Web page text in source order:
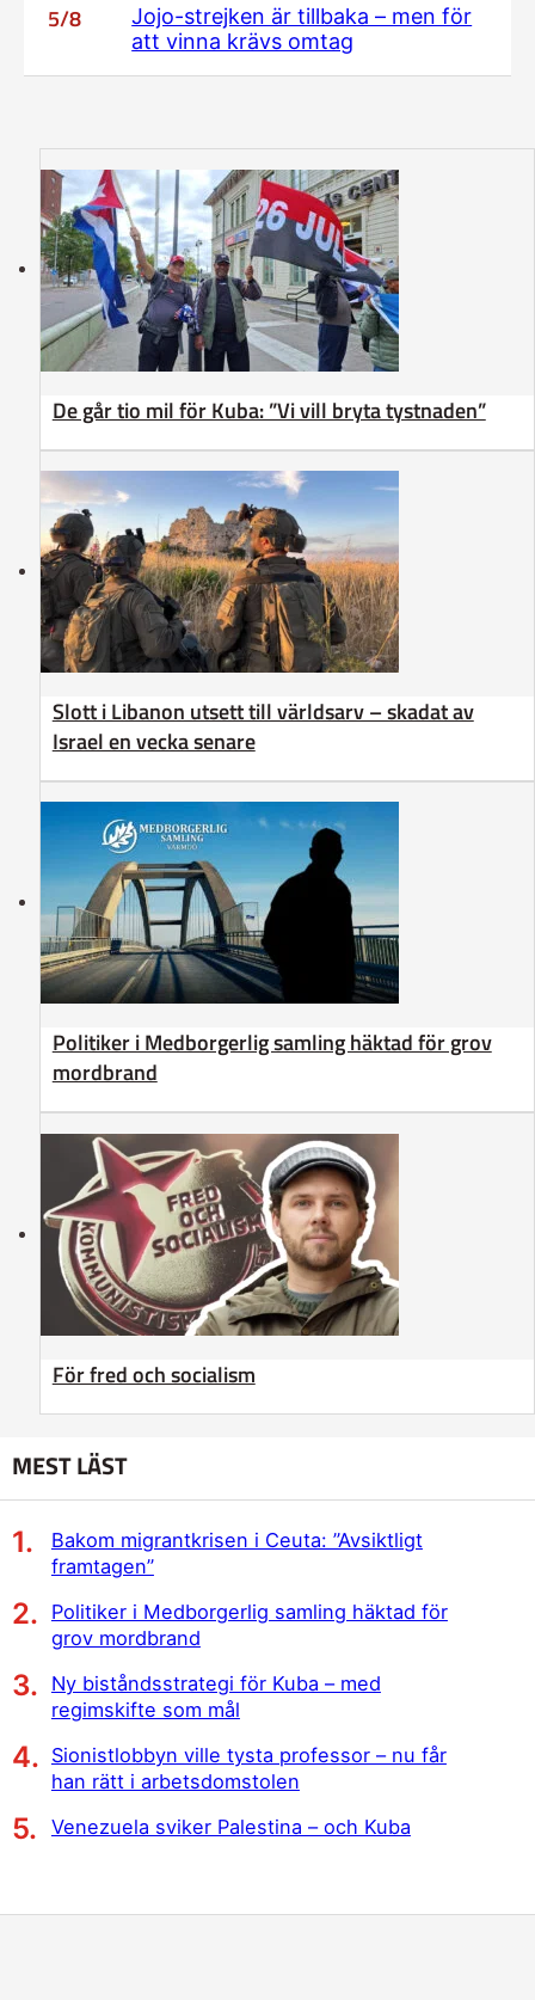
5/8
Jojo-strejken är tillbaka – men för
att vinna krävs omtag
De går tio mil för Kuba: ”Vi vill bryta tystnaden”
Slott i Libanon utsett till världsarv – skadat av
Israel en vecka senare
Politiker i Medborgerlig samling häktad för grov
mordbrand
För fred och socialism
MEST LÄST
Bakom migrantkrisen i Ceuta: ”Avsiktligt
framtagen”
Politiker i Medborgerlig samling häktad för
grov mordbrand
Ny biståndsstrategi för Kuba – med
regimskifte som mål
Sionistlobbyn ville tysta professor – nu får
han rätt i arbetsdomstolen
Venezuela sviker Palestina – och Kuba